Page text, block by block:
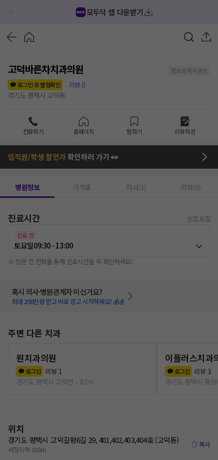
모두닥 앱 다운받기
고덕바른차치과의원
정보공개 미동의
로그인 후 별점확인
리뷰 0
경기도 평택시 고덕동
전화하기 홈페이지 찜하기 리뷰작성
임직원/학생 할인가확인하러 가기 👀
병원정보 가격표 의사(1) 리뷰(0)
진료시간 수정 요청
진료 전
토요일09:30 - 13:00
※ 방문 전 전화를 통해 진료시간을 꼭 확인하세요!
혹시 의사·병원관계자 이신가요?
최대 200만원 받고 바로 광고 시작하세요! 💰💰
주변 다른 치과
원치과의원
로그인 리뷰 1
경기도 평택시 고덕면
82m
이플러스치과
로그인 리뷰 3
경기도 평택시 중
위치
경기도 평택시 고덕갈평6길 29, 401,402,403,404호 (고덕동)
서정리역 500m
복사